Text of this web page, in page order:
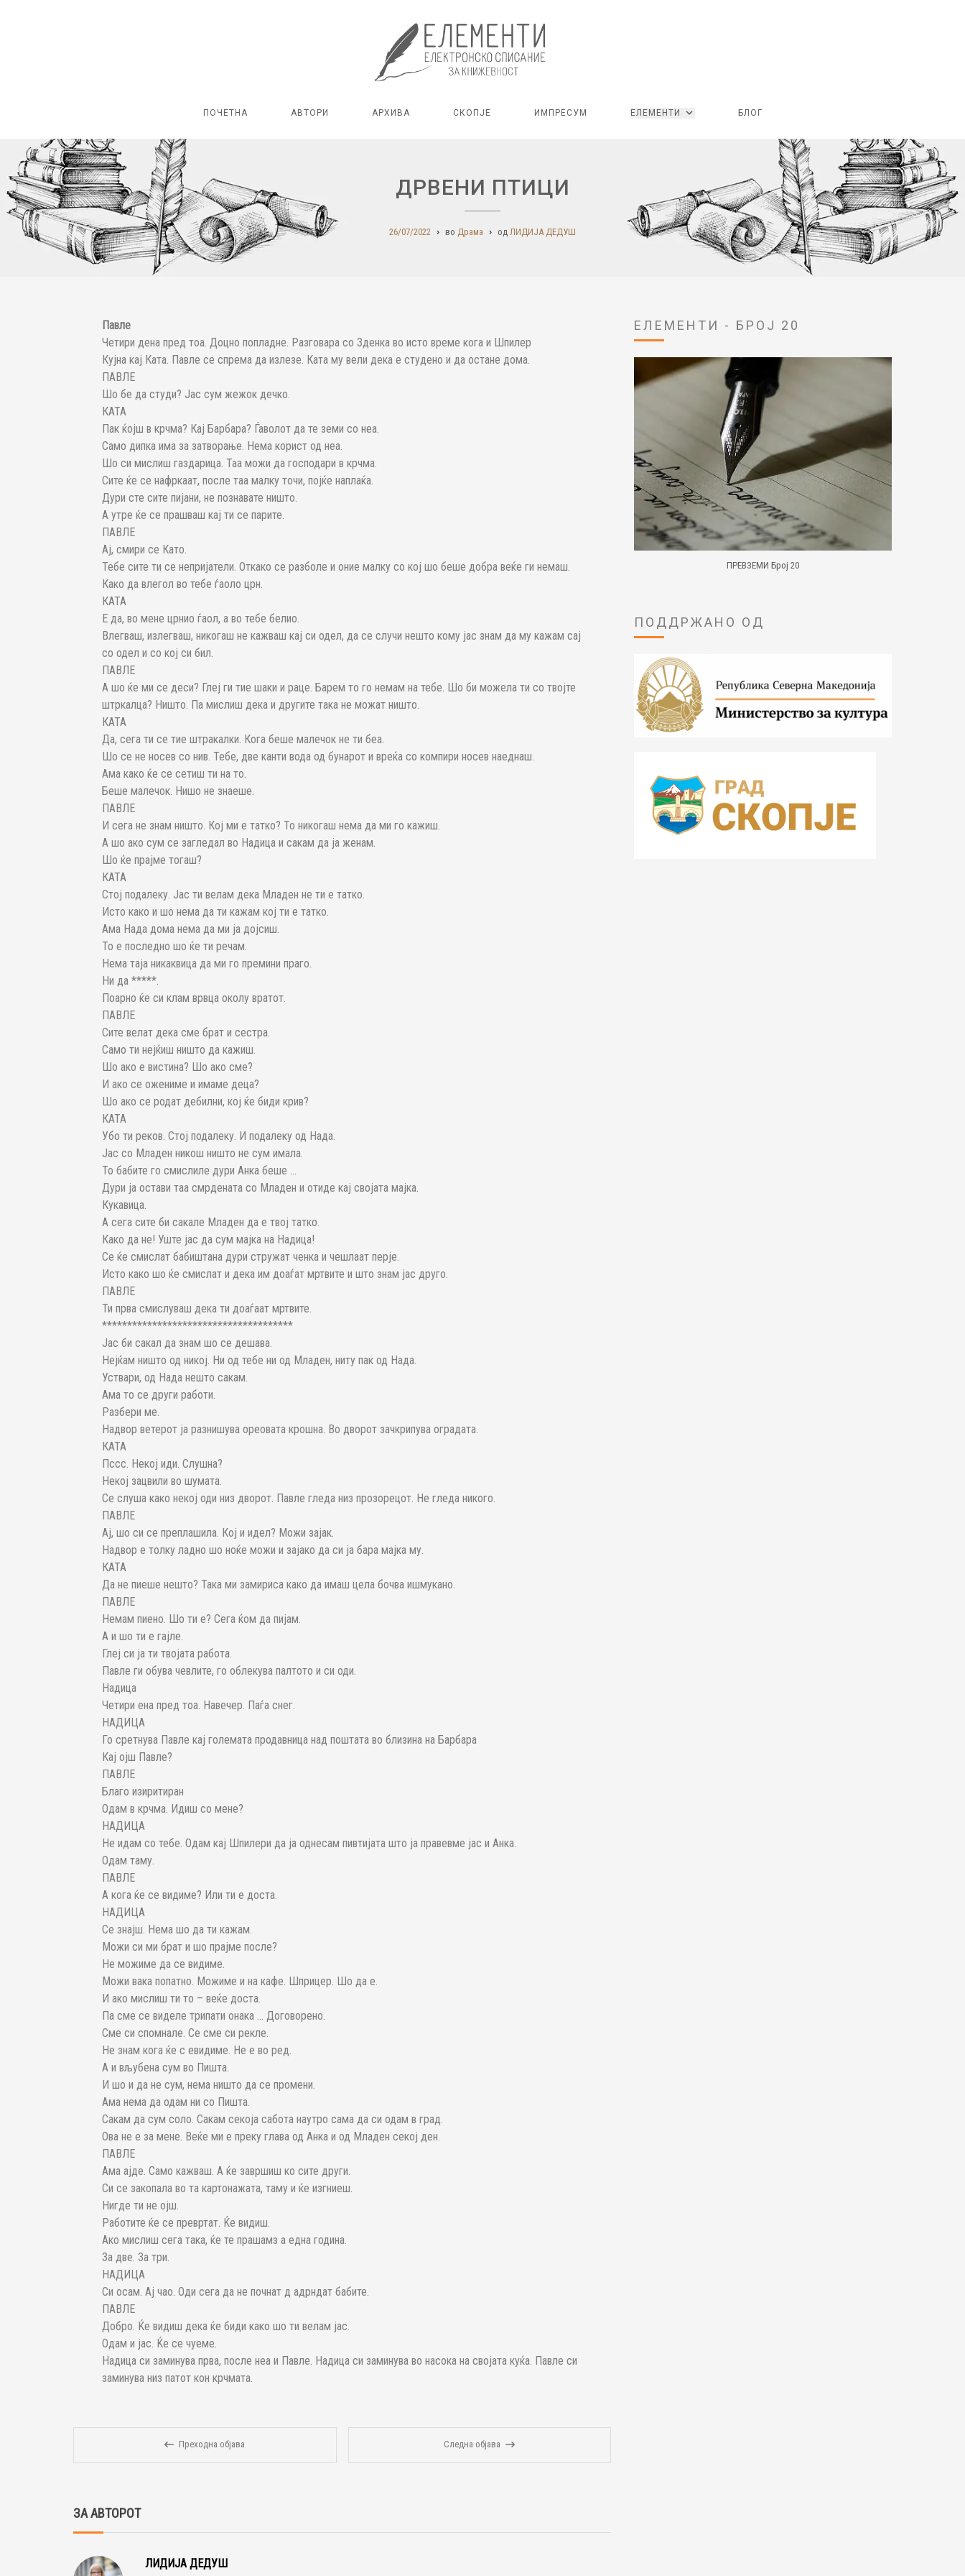
ПОЧЕТНА АВТОРИ АРХИВА СКОПЈЕ ИМПРЕСУМ ЕЛЕМЕНТИ БЛОГ
ДРВЕНИ ПТИЦИ
26/07/2022 во Драма од ЛИДИЈА ДЕДУШ
Павле
Четири дена пред тоа. Доцно попладне. Разговара со Зденка во исто време кога и Шпилер
Кујна кај Ката. Павле се спрема да излезе. Ката му вели дека е студено и да остане дома.
ПАВЛЕ
Шо бе да студи? Јас сум жежок дечко.
КАТА
Пак ќојш в крчма? Кај Барбара? Ѓаволот да те земи со неа.
Само дипка има за затворање. Нема корист од неа.
Шо си мислиш газдарица. Таа можи да господари в крчма.
Сите ќе се нафркаат, после таа малку точи, појќе наплаќа.
Дури сте сите пијани, не познавате ништо.
А утре ќе се прашваш кај ти се парите.
ПАВЛЕ
Ај, смири се Като.
Тебе сите ти се непријатели. Откако се разболе и оние малку со кој шо беше добра веќе ги немаш.
Како да влегол во тебе ѓаоло црн.
КАТА
Е да, во мене црнио ѓаол, а во тебе белио.
Влегваш, излегваш, никогаш не кажваш кај си одел, да се случи нешто кому јас знам да му кажам сај
со одел и со кој си бил.
ПАВЛЕ
А шо ќе ми се деси? Глеј ги тие шаки и раце. Барем то го немам на тебе. Шо би можела ти со твојте
штркалца? Ништо. Па мислиш дека и другите така не можат ништо.
КАТА
Да, сега ти се тие штракалки. Кога беше малечок не ти беа.
Шо се не носев со нив. Тебе, две канти вода од бунарот и вреќа со компири носев наеднаш.
Ама како ќе се сетиш ти на то.
Беше малечок. Нишо не знаеше.
ПАВЛЕ
И сега не знам ништо. Кој ми е татко? То никогаш нема да ми го кажиш.
А шо ако сум се загледал во Надица и сакам да ја женам.
Шо ќе прајме тогаш?
КАТА
Стој подалеку. Јас ти велам дека Младен не ти е татко.
Исто како и шо нема да ти кажам кој ти е татко.
Ама Нада дома нема да ми ја дојсиш.
То е последно шо ќе ти речам.
Нема таја никаквица да ми го премини праго.
Ни да *****.
Поарно ќе си клам врвца околу вратот.
ПАВЛЕ
Сите велат дека сме брат и сестра.
Само ти нејќиш ништо да кажиш.
Шо ако е вистина? Шо ако сме?
И ако се ожениме и имаме деца?
Шо ако се родат дебилни, кој ќе биди крив?
КАТА
Убо ти реков. Стој подалеку. И подалеку од Нада.
Јас со Младен никош ништо не сум имала.
То бабите го смислиле дури Анка беше …
Дури ја остави таа смрдената со Младен и отиде кај својата мајка.
Кукавица.
А сега сите би сакале Младен да е твој татко.
Како да не! Уште јас да сум мајка на Надица!
Се ќе смислат бабиштана дури стружат ченка и чешлаат перје.
Исто како шо ќе смислат и дека им доаѓат мртвите и што знам јас друго.
ПАВЛЕ
Ти прва смислуваш дека ти доаѓаат мртвите.
**************************************
Јас би сакал да знам шо се дешава.
Нејќам ништо од никој. Ни од тебе ни од Младен, ниту пак од Нада.
Уствари, од Нада нешто сакам.
Ама то се други работи.
Разбери ме.
Надвор ветерот ја разнишува ореовата крошна. Во дворот зачкрипува оградата.
КАТА
Пссс. Некој иди. Слушна?
Некој зацвили во шумата.
Се слуша како некој оди низ дворот. Павле гледа низ прозорецот. Не гледа никого.
ПАВЛЕ
Ај, шо си се преплашила. Кој и идел? Можи зајак.
Надвор е толку ладно шо ноќе можи и зајако да си ја бара мајка му.
КАТА
Да не пиеше нешто? Така ми замириса како да имаш цела бочва ишмукано.
ПАВЛЕ
Немам пиено. Шо ти е? Сега ќом да пијам.
А и шо ти е гајле.
Глеј си ја ти твојата работа.
Павле ги обува чевлите, го облекува палтото и си оди.
Надица
Четири ена пред тоа. Навечер. Паѓа снег.
НАДИЦА
Го сретнува Павле кај големата продавница над поштата во близина на Барбара
Кај ојш Павле?
ПАВЛЕ
Благо изиритиран
Одам в крчма. Идиш со мене?
НАДИЦА
Не идам со тебе. Одам кај Шпилери да ја однесам пивтијата што ја правевме јас и Анка.
Одам таму.
ПАВЛЕ
А кога ќе се видиме? Или ти е доста.
НАДИЦА
Се знајш. Нема шо да ти кажам.
Можи си ми брат и шо прајме после?
Не можиме да се видиме.
Можи вака попатно. Можиме и на кафе. Шприцер. Шо да е.
И ако мислиш ти то – веќе доста.
Па сме се виделе трипати онака … Договорено.
Сме си спомнале. Се сме си рекле.
Не знам кога ќе с евидиме. Не е во ред.
А и вљубена сум во Пишта.
И шо и да не сум, нема ништо да се промени.
Ама нема да одам ни со Пишта.
Сакам да сум соло. Сакам секоја сабота наутро сама да си одам в град.
Ова не е за мене. Веќе ми е преку глава од Анка и од Младен секој ден.
ПАВЛЕ
Ама ајде. Само кажваш. А ќе завршиш ко сите други.
Си се закопала во та картонажата, таму и ќе изгниеш.
Нигде ти не ојш.
Работите ќе се превртат. Ќе видиш.
Ако мислиш сега така, ќе те прашамз а една година.
За две. За три.
НАДИЦА
Си осам. Ај чао. Оди сега да не почнат д адрндат бабите.
ПАВЛЕ
Добро. Ќе видиш дека ќе биди како шо ти велам јас.
Одам и јас. Ќе се чуеме.
Надица си заминува прва, после неа и Павле. Надица си заминува во насока на својата куќа. Павле си
заминува низ патот кон крчмата.
Преходна објава Следна објава
ЗА АВТОРОТ
ЛИДИЈА ДЕДУШ
ЕЛЕМЕНТИ - БРОЈ 20
ПРЕВЗЕМИ Број 20
ПОДДРЖАНО ОД